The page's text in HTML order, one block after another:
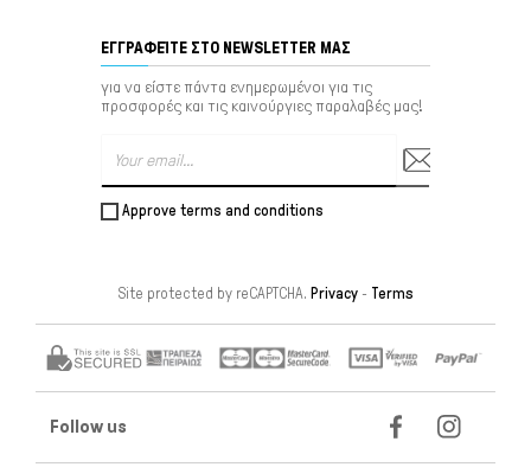
ΕΓΓΡΑΦΕΊΤΕ ΣΤΟ NEWSLETTER ΜΑΣ
για να είστε πάντα ενημερωμένοι για τις
προσφορές και τις καινούργιες παραλαβές μας!
Approve terms and conditions
Site protected by reCAPTCHA. Privacy- Terms
Follow us